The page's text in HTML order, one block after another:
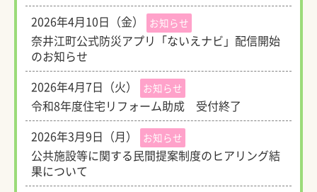
2026年4月10日（金）
お知らせ
奈井江町公式防災アプリ「ないえナビ」配信開始
のお知らせ
2026年4月7日（火）
お知らせ
令和8年度住宅リフォーム助成 受付終了
2026年3月9日（月）
お知らせ
公共施設等に関する民間提案制度のヒアリング結
果について